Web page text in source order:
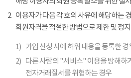
2 이용자가 다음 각 호의 사유에 해당하는
회원자격을 적절한 방법으로 제한 및 정
1) 가입 신청 시에 허위 내용을 등록한 경
2) 다른 사람의 "서비스" 이용을 방해하
전자거래질서를 위협하는 경우